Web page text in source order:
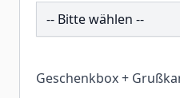
194481
Geschenkbox +